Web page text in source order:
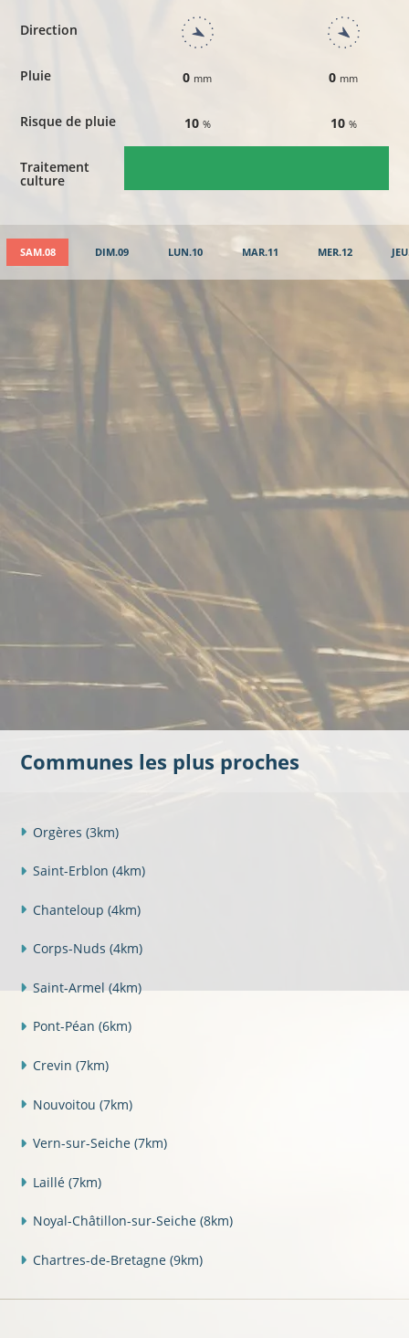
Direction
Pluie
Risque de pluie
Traitement
culture
0 mm
10 %
0 mm
10 %
SAM.08 DIM.09 LUN.10 MAR.11 MER.12
Communes les plus proches
Orgères (3km)
Saint-Erblon (4km)
Chanteloup (4km)
Corps-Nuds (4km)
Saint-Armel (4km)
Pont-Péan (6km)
Crevin (7km)
Nouvoitou (7km)
Vern-sur-Seiche (7km)
Laillé (7km)
Noyal-Châtillon-sur-Seiche (8km)
Chartres-de-Bretagne (9km)